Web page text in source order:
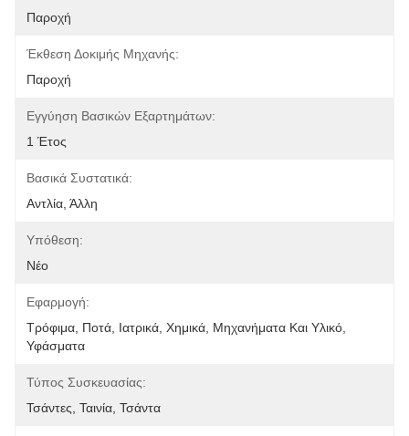
Παροχή
Έκθεση Δοκιμής Μηχανής:
Παροχή
Εγγύηση Βασικών Εξαρτημάτων:
1 Έτος
Βασικά Συστατικά:
Αντλία, Άλλη
Υπόθεση:
Νέο
Εφαρμογή:
Τρόφιμα, Ποτά, Ιατρικά, Χημικά, Μηχανήματα Και Υλικό,
Υφάσματα
Τύπος Συσκευασίας:
Τσάντες, Ταινία, Τσάντα